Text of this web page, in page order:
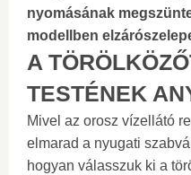
nyomásának
modellben
A
TESTÉNEK
Mivel az orosz vízellátó
elmarad a nyugati
hogyan válasszuk ki a